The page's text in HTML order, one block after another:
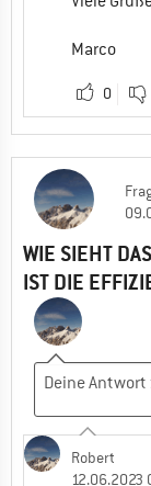
Marco
0
WIE SIEHT
IST DIE
Robert
12.06.2023